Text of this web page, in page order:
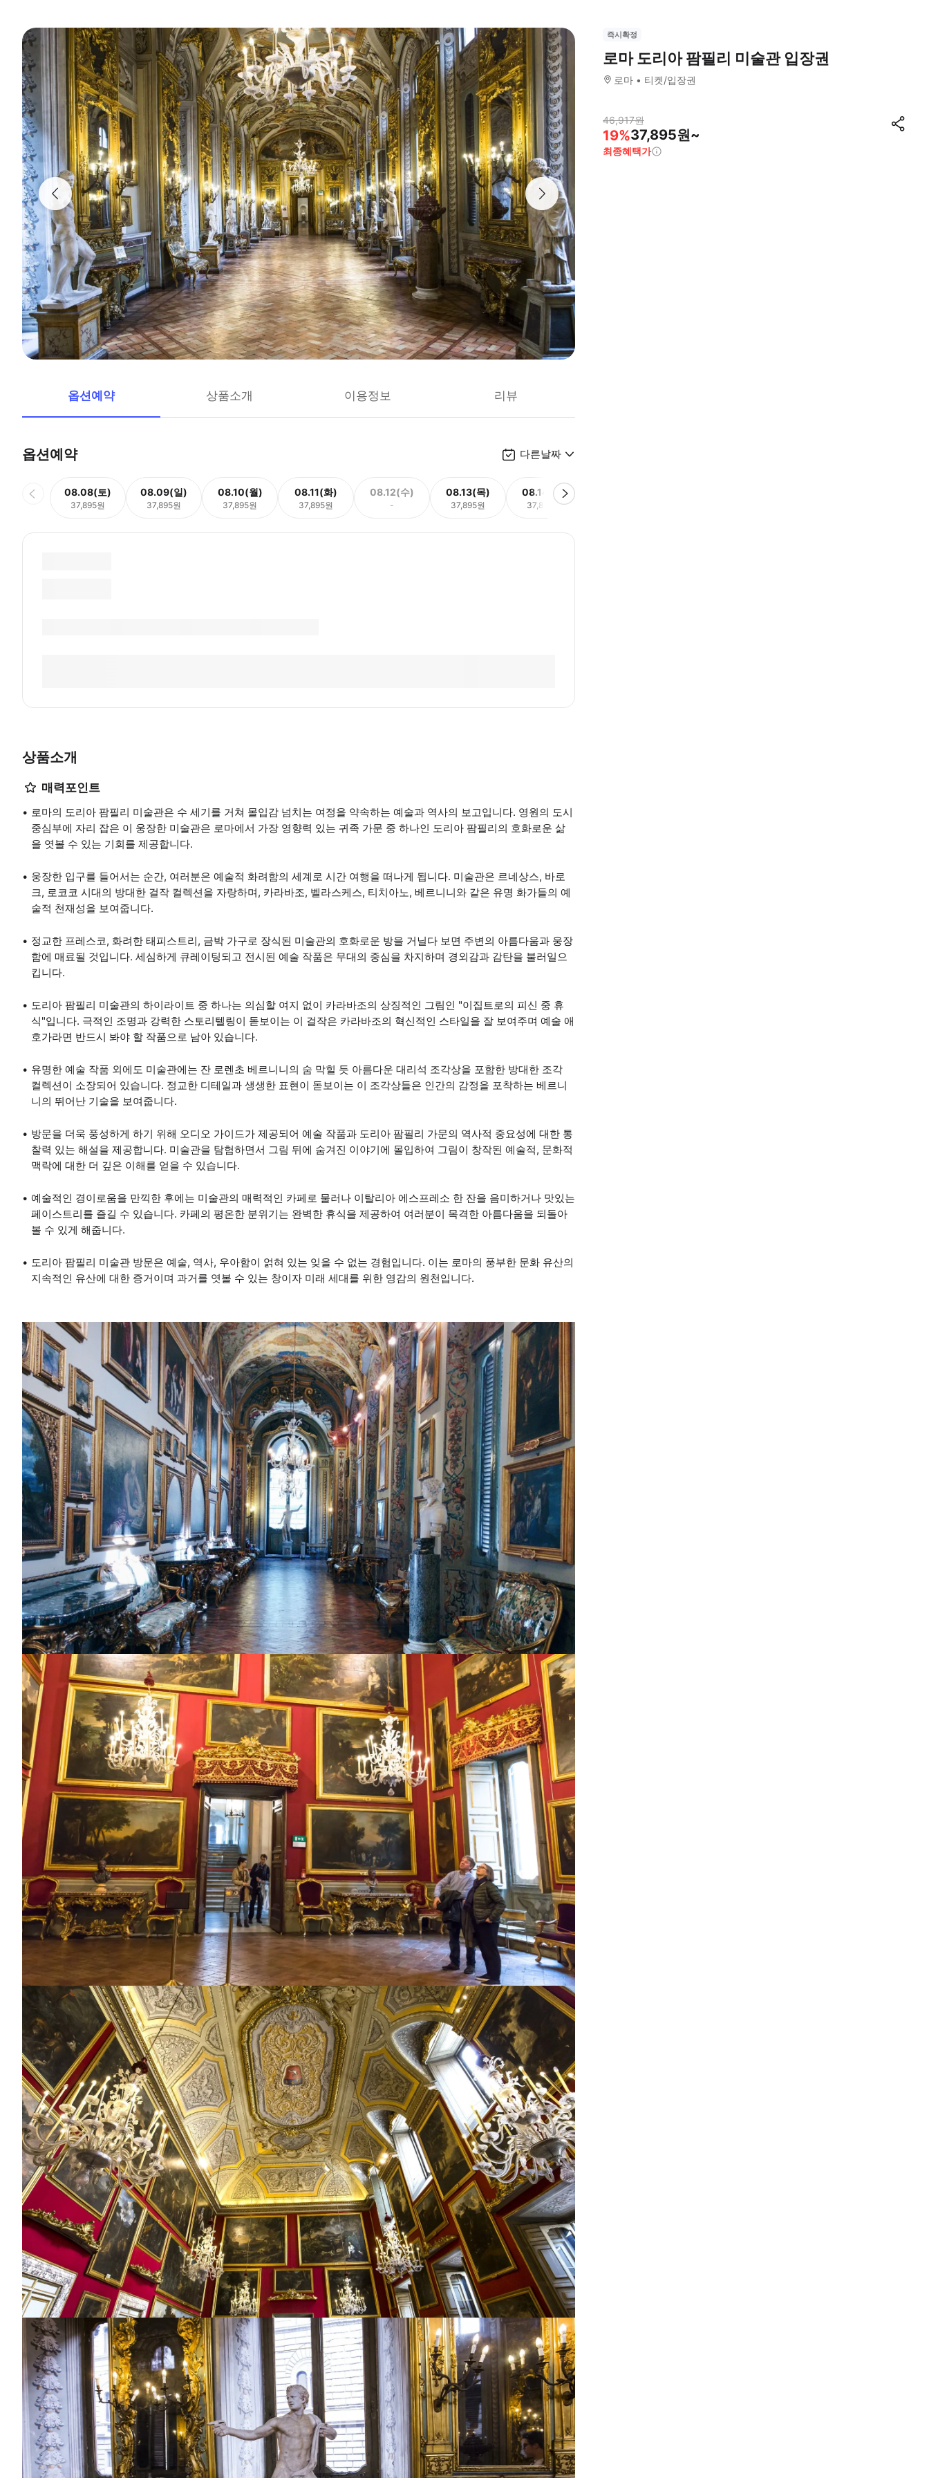
옵션예약 상품소개 이용정보 리뷰
옵션예약 다른날짜
08.08(토)
37,895원
08.09(일)
37,895원
08.10(월)
37,895원
08.11(화)
37,895원
08.12(수)
-
08.13(목)
37,895원
08.14(금)
37,895원
상품소개
매력포인트
로마의 도리아 팜필리 미술관은 수 세기를 거쳐 몰입감 넘치는 여정을 약속하는 예술과 역사의 보고입니다. 영원의 도시
중심부에 자리 잡은 이 웅장한 미술관은 로마에서 가장 영향력 있는 귀족 가문 중 하나인 도리아 팜필리의 호화로운 삶
을 엿볼 수 있는 기회를 제공합니다.
웅장한 입구를 들어서는 순간, 여러분은 예술적 화려함의 세계로 시간 여행을 떠나게 됩니다. 미술관은 르네상스, 바로
크, 로코코 시대의 방대한 걸작 컬렉션을 자랑하며, 카라바조, 벨라스케스, 티치아노, 베르니니와 같은 유명 화가들의 예
술적 천재성을 보여줍니다.
정교한 프레스코, 화려한 태피스트리, 금박 가구로 장식된 미술관의 호화로운 방을 거닐다 보면 주변의 아름다움과 웅장
함에 매료될 것입니다. 세심하게 큐레이팅되고 전시된 예술 작품은 무대의 중심을 차지하며 경외감과 감탄을 불러일으
킵니다.
도리아 팜필리 미술관의 하이라이트 중 하나는 의심할 여지 없이 카라바조의 상징적인 그림인 "이집트로의 피신 중 휴
식"입니다. 극적인 조명과 강력한 스토리텔링이 돋보이는 이 걸작은 카라바조의 혁신적인 스타일을 잘 보여주며 예술 애
호가라면 반드시 봐야 할 작품으로 남아 있습니다.
유명한 예술 작품 외에도 미술관에는 잔 로렌초 베르니니의 숨 막힐 듯 아름다운 대리석 조각상을 포함한 방대한 조각
컬렉션이 소장되어 있습니다. 정교한 디테일과 생생한 표현이 돋보이는 이 조각상들은 인간의 감정을 포착하는 베르니
니의 뛰어난 기술을 보여줍니다.
방문을 더욱 풍성하게 하기 위해 오디오 가이드가 제공되어 예술 작품과 도리아 팜필리 가문의 역사적 중요성에 대한 통
찰력 있는 해설을 제공합니다. 미술관을 탐험하면서 그림 뒤에 숨겨진 이야기에 몰입하여 그림이 창작된 예술적, 문화적
맥락에 대한 더 깊은 이해를 얻을 수 있습니다.
예술적인 경이로움을 만끽한 후에는 미술관의 매력적인 카페로 물러나 이탈리아 에스프레소 한 잔을 음미하거나 맛있는
페이스트리를 즐길 수 있습니다. 카페의 평온한 분위기는 완벽한 휴식을 제공하여 여러분이 목격한 아름다움을 되돌아
볼 수 있게 해줍니다.
도리아 팜필리 미술관 방문은 예술, 역사, 우아함이 얽혀 있는 잊을 수 없는 경험입니다. 이는 로마의 풍부한 문화 유산의
지속적인 유산에 대한 증거이며 과거를 엿볼 수 있는 창이자 미래 세대를 위한 영감의 원천입니다.
즉시확정
로마 도리아 팜필리 미술관 입장권
로마 티켓/입장권
46,917원
19%37,895원~
최종혜택가